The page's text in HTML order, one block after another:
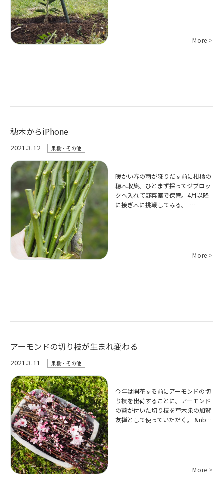
More >
穂木からiPhone
2021.3.12 果樹・その他
暖かい春の雨が降りだす前に柑橘の
穂木収集。ひとまず採ってジブロッ
クへ入れて野菜室で保管。4月以降
に接ぎ木に挑戦してみる。 …
More >
アーモンドの切り枝が生まれ変わる
2021.3.11 果樹・その他
今年は開花する前にアーモンドの切
り枝を出荷することに。アーモンド
の蕾が付いた切り枝を草木染の加賀
友禅として使っていただく。 &nb…
More >